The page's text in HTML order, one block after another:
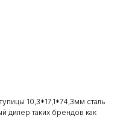
10,3*17,1*74,3мм сталь
таких брендов как